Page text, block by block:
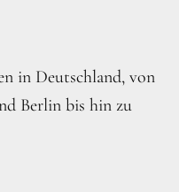
in Deutschland, von
Berlin bis hin zu